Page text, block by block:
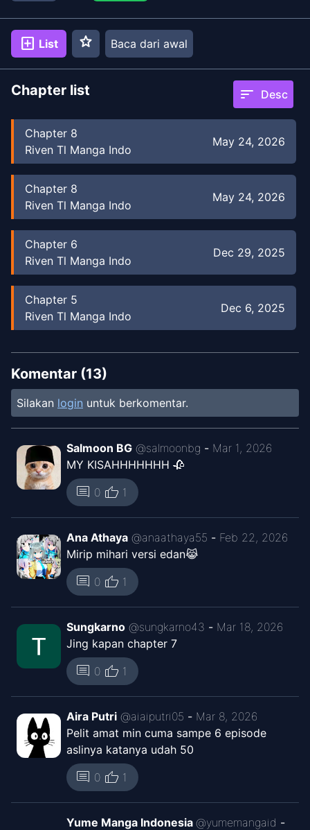
add_box List star Baca dari awal
Chapter list sort Desc
Chapter 8
Riven Tl Manga Indo
May 24, 2026
Chapter 8
Riven Tl Manga Indo
May 24, 2026
Chapter 6
Riven Tl Manga Indo
Dec 29, 2025
Chapter 5
Riven Tl Manga Indo
Dec 6, 2025
Chapter4
Riven Tl Manga Indo
Chapter3
Riven Tl Manga Indo
Nov 4, 2025
Chapter2
Riven Tl Manga Indo
Chapter1
Riven Tl Manga Indo
Oct 14, 2025
Komentar (13)
Silakan login untuk berkomentar.
Salmoon BG @salmoonbg - Mar 1, 2026
MY KISAHHHHHHH 🥀
comment 0 thumb_up 1
Ana Athaya @anaathaya55 - Feb 22, 2026
Mirip mihari versi edan😹
comment 0 thumb_up 1
Sungkarno @sungkarno43 - Mar 18, 2026
Jing kapan chapter 7
comment 0 thumb_up 1
Aira Putri @aiaiputri05 - Mar 8, 2026
Pelit amat min cuma sampe 6 episode
aslinya katanya udah 50
comment 0 thumb_up 1
Yume Manga Indonesia @yumemangaid -